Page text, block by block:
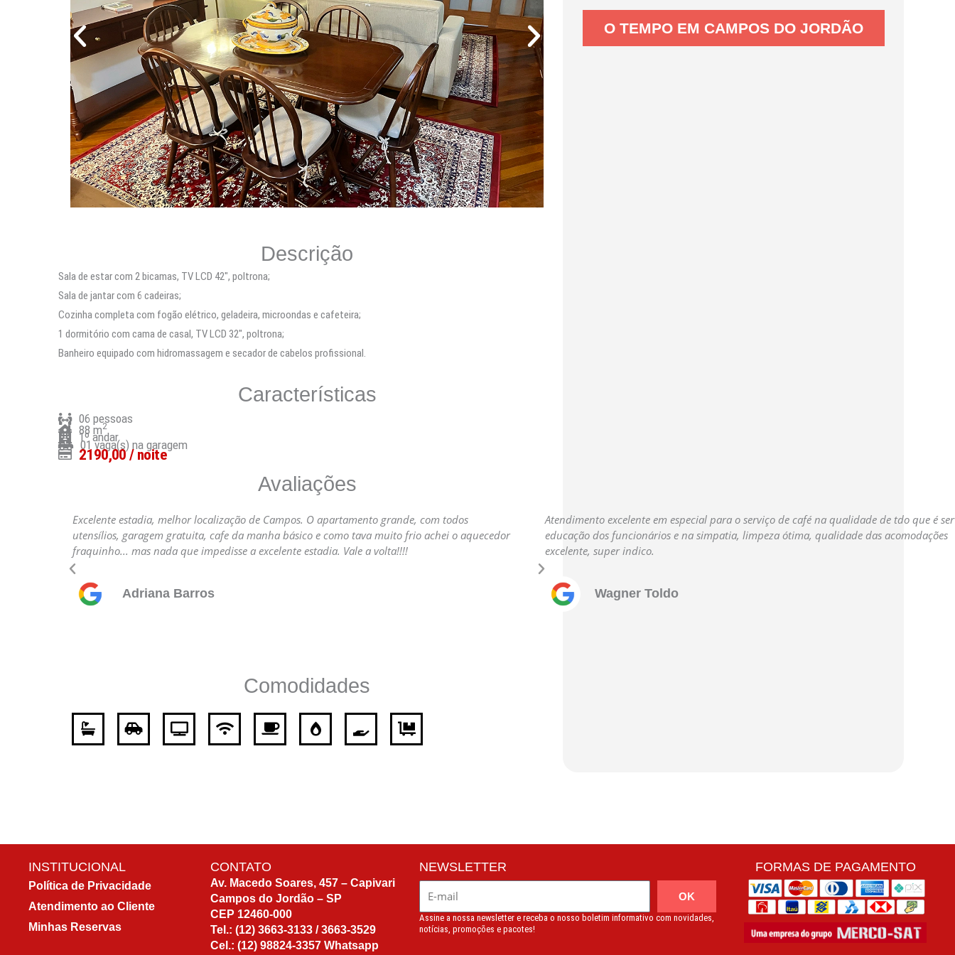
Descrição
Sala de estar com 2 bicamas, TV LCD 42″, poltrona;
Sala de jantar com 6 cadeiras;
Cozinha completa com fogão elétrico, geladeira, microondas e cafeteira;
1 dormitório com cama de casal, TV LCD 32″, poltrona;
Banheiro equipado com hidromassagem e secador de cabelos profissional.
Características
06 pessoas
88 m2
1º andar
01 vaga(s) na garagem
2190,00 / noite
Avaliações
Excelente estadia, melhor localização de Campos. O apartamento grande, com todos
utensílios, garagem gratuita, cafe da manha básico e como tava muito frio achei o aquecedor
fraquinho... mas nada que impedisse a excelente estadia. Vale a volta!!!!
Adriana Barros
Atendimento excelente em especial para o serviço de café na qualidade de tdo que é
educação dos funcionários e na simpatia, limpeza ótima, qualidade das acomodações
excelente, super indico.
Wagner Toldo
Anterior Próximo
Comodidades
O TEMPO EM CAMPOS DO JORDÃO
INSTITUCIONAL
Política de Privacidade
Atendimento ao Cliente
Minhas Reservas
CONTATO
Av. Macedo Soares, 457 – Capivari
Campos do Jordão – SP
CEP 12460-000
Tel.: (12) 3663-3133/3663-3529
Cel.: (12) 98824-3357Whatsapp
NEWSLETTER
OK
Assine a nossa newsletter e receba o nosso boletim informativo com novidades,
notícias, promoções e pacotes!
FORMAS DE PAGAMENTO
não são
opcionais. Eles
necessários
funcionamento
Estatísticas
Para que
possamos
do site, com
base em como
o site é usado.
Experiência
visita. Se você
recusar esses
Marketing
Ao compartilhar
seus interesses